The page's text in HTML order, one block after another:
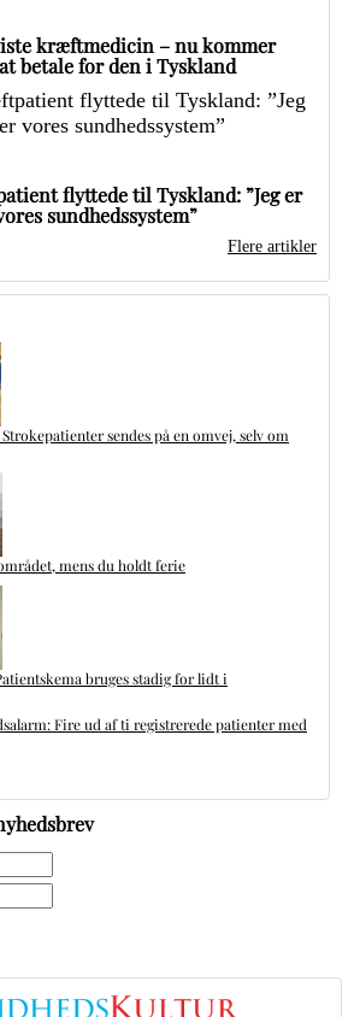
kræftmedicin – nu kommer
betale for den i Tyskland
flyttede til Tyskland: ”Jeg er
sundhedssystem”
Flere artikler
sendes på en omvej, selv om
mens du holdt ferie
bruges stadig for lidt i
Fire ud af ti registrerede patienter med